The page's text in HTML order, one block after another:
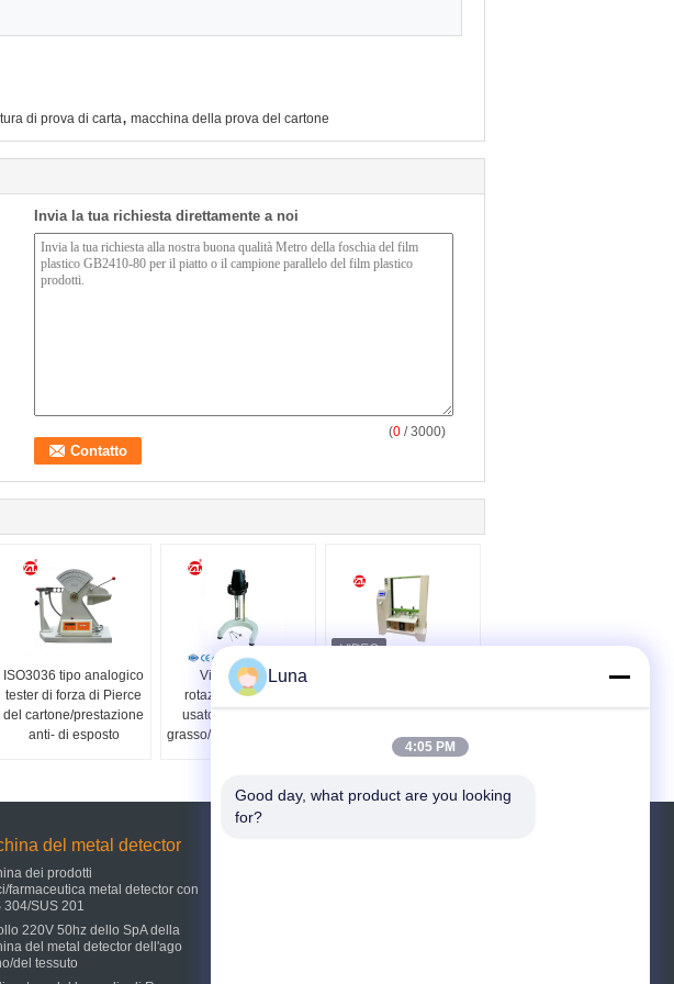
di prova di carta, macchina della prova del cartone
Invia la tua richiesta direttamente a noi
(0 / 3000)
ISO3036 tipo analogico
tester di forza di Pierce
del cartone/prestazione
anti- di esposto
Viscosimetro
rotazionale NDJ-1
usato per misurare
grasso/pittura/inchiostro/alimento/droghe
contenitore di cartone
di iso 12048 IBC
del metal detector
dei prodotti
farmaceutica metal detector con
304/SUS 201
220V 50hz dello SpA della
del metal detector dell'ago
del tessuto
Luna
4:05 PM
Good day, what product are you looking
for?